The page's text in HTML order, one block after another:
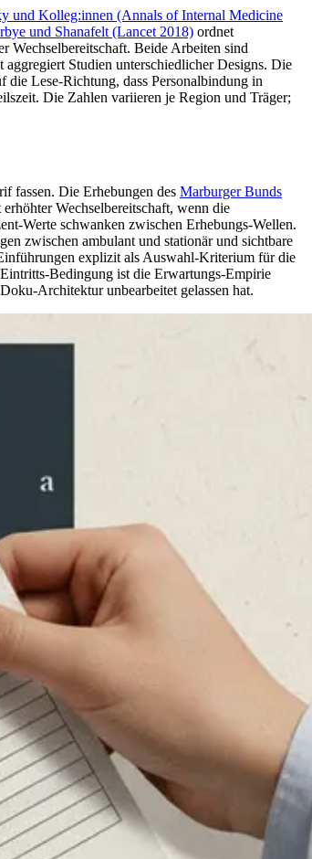
und Kolleg:innen (Annals of Internal Medicine
und Shanafelt (Lancet 2018) ordnet
Wechselbereitschaft. Beide Arbeiten sind
Studien unterschiedlicher Designs. Die
die Lese-Richtung, dass Personalbindung in
Die Zahlen variieren je Region und Träger;
fassen. Die Erhebungen des Marburger Bunds
Wechselbereitschaft, wenn die
Werte schwanken zwischen Erhebungs-Wellen.
zwischen ambulant und stationär und sichtbare
explizit als Auswahl-Kriterium für die
Bedingung ist die Erwartungs-Empirie
Architektur unbearbeitet gelassen hat.